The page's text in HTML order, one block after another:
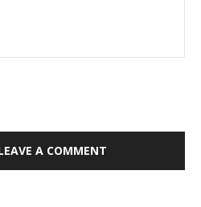
A COMMENT